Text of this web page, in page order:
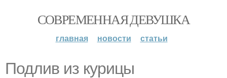
СОВРЕМЕННАЯ ДЕВУШКА
главная новости статьи
Подлив из курицы